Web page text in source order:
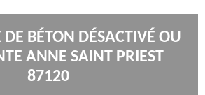
DE BÉTON DÉSACTIVÉ OU
ANNE SAINT PRIEST
87120